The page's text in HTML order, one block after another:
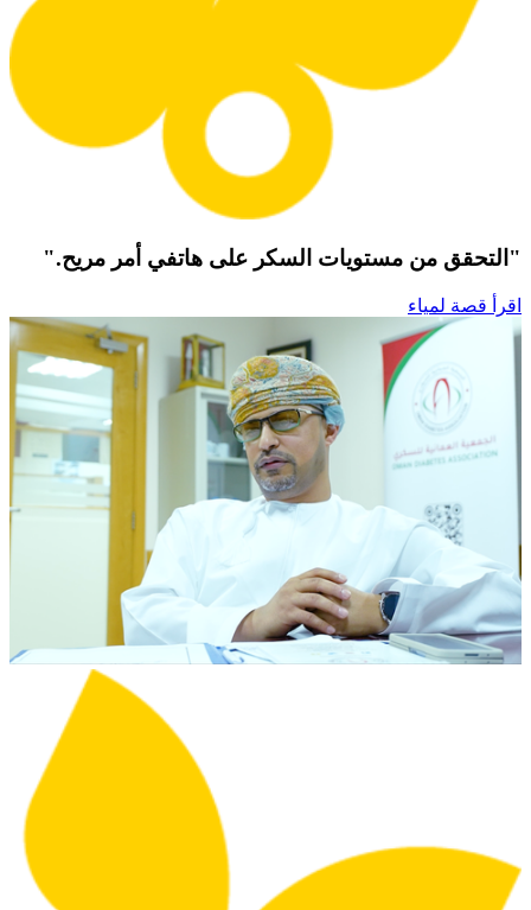
"التحقق من مستويات السكر على هاتفي أمر مريح."
اقرأ قصة لمياء